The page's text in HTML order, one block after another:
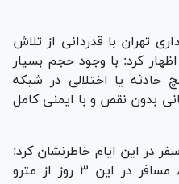
تهران با قدردانی از تلاش
کرد: با وجود حجم بسیار
حادثه یا اختلالی در شبکه
بدون نقص و با ایمنی کامل
در این ایام خاطرنشان کرد:
۱۴ میلیون و ۶۳۸ هزار و ۸۳۳ مسافر در این ۳ روز از مترو